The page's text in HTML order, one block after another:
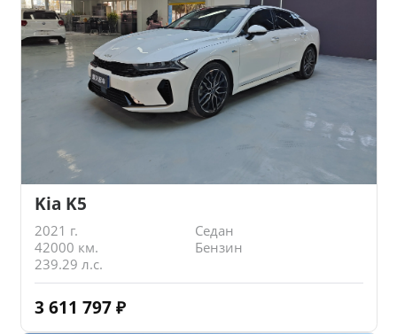
Kia K5
2021 г.
Седан
42000 км.
Бензин
239.29 л.с.
3 611 797 ₽